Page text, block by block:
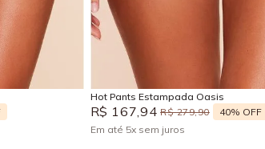
GG M
Adicionar na sacola
Hot Pants Estampada Oasis
R$ 167,94 R$ 279,90 40% OFF
Em até 5x sem juros